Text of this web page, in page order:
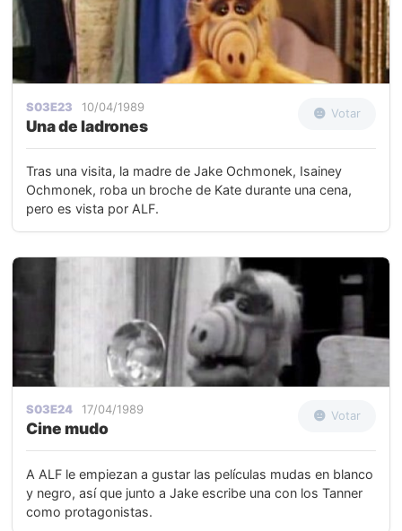
S03E23 10/04/1989
Una de ladrones
Votar
Tras una visita, la madre de Jake Ochmonek, Isainey
Ochmonek, roba un broche de Kate durante una cena,
pero es vista por ALF.
S03E24 17/04/1989
Cine mudo
Votar
A ALF le empiezan a gustar las películas mudas en blanco
y negro, así que junto a Jake escribe una con los Tanner
como protagonistas.